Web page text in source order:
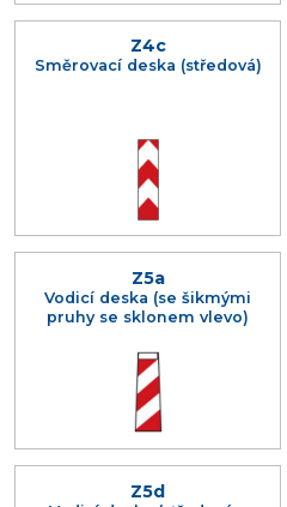
Z4c
Směrovací deska (středová)
Z5a
Vodicí deska (se šikmými
pruhy se sklonem vlevo)
Z5d